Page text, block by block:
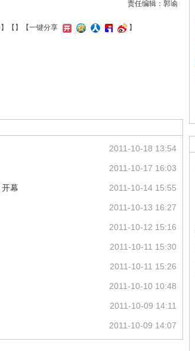
责任编辑：郭谕
】【 】 【一键分享 】
2011-10-18 13:54
2011-10-17 16:03
2011-10-14 15:55
幕
2011-10-13 16:27
2011-10-12 15:16
2011-10-11 15:30
2011-10-11 15:26
2011-10-10 10:48
2011-10-09 14:11
2011-10-09 14:07